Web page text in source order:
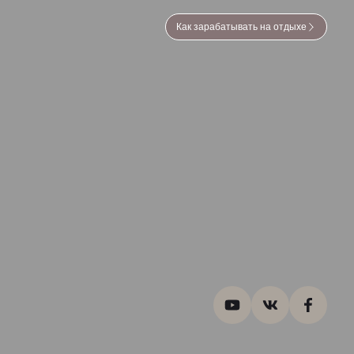
Как зарабатывать на отдыхе